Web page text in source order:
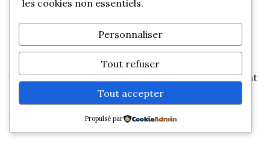
possible.
Ce dernier point change souvent l’ambiance d’un
dossier. Un voisin, un parent ou un ami qui passe
vérifier le logement limite l’aggravation d’un dégât
des eaux et rassure sur la réalité de l’occupation
les cookies non essentiels.
Personnaliser
Tout refuser
Tout accepter
Propulsé par